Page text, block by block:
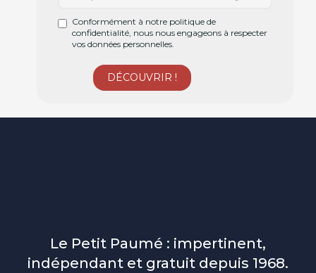
Conformément à notre politique de
confidentialité, nous nous engageons à respecter
vos données personnelles.
Le Petit Paumé : impertinent,
indépendant et gratuit depuis 1968.